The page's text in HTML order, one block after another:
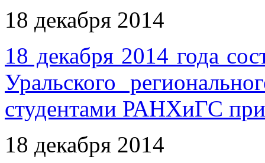
18 декабря 2014
18 декабря 2014 года
Уральского
студентами РАНХиГС
18 декабря 2014